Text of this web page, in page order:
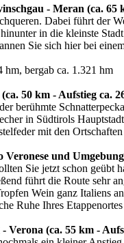
- Meran (ca. 65
Dabei führt der
in die kleinste
Sie sich hier bei
hm, bergab ca. 1.321 hm
50 km - Aufstieg ca.
berühmte
in Südtirols
mit den
und
Sie jetzt schon geübt
führt die Route sehr
Wein ganz Italiens
Ruhe Ihres
Verona (ca. 55 km -